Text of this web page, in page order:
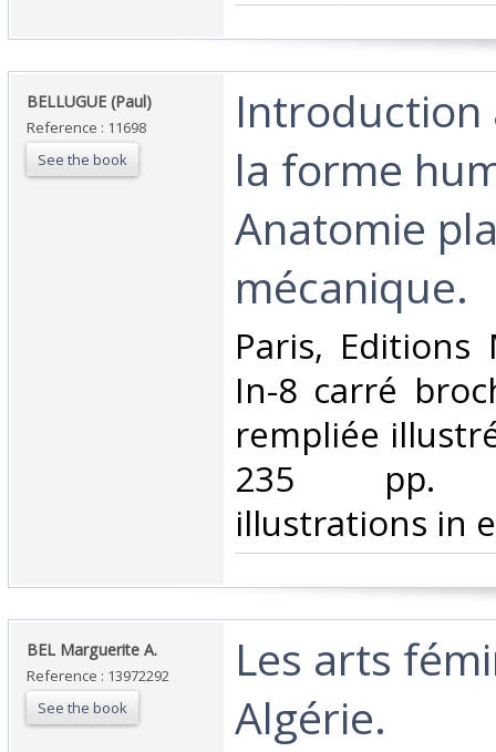
‎BELLUGUE (Paul)‎
Reference : 11698
See the book
la forme
Anatomie
mécanique.‎
‎Paris, Editions
In-8 carré
rempliée
235 pp.
illustrations in
‎BEL Marguerite A.‎
Reference : 13972292
See the book
‎Les arts
Algérie. ‎